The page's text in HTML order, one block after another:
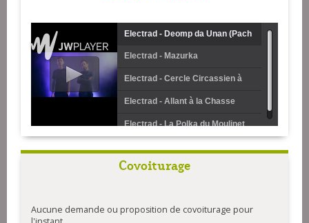
Electrad - Deomp da Unan (Pach
Pi)
Electrad - Mazurka
Electrad - Cercle Circassien à
Tiroirs (Version Courte)
Electrad - Allant à la Chasse
(Rond Paludier)
Electrad - La Polka du Moulinet
Covoiturage
Aucune demande ou proposition de covoiturage pour